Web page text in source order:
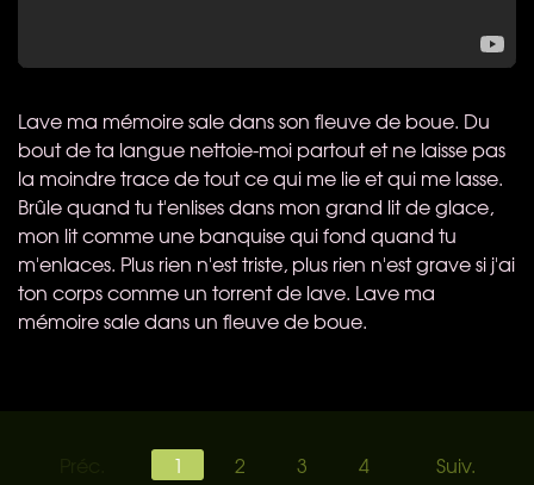
Lave ma mémoire sale dans son fleuve de boue. Du
bout de ta langue nettoie-moi partout et ne laisse pas
la moindre trace de tout ce qui me lie et qui me lasse.
Brûle quand tu t'enlises dans mon grand lit de glace,
mon lit comme une banquise qui fond quand tu
m'enlaces. Plus rien n'est triste, plus rien n'est grave si j'ai
ton corps comme un torrent de lave. Lave ma
mémoire sale dans un fleuve de boue.
1 2 3 4 Suiv.